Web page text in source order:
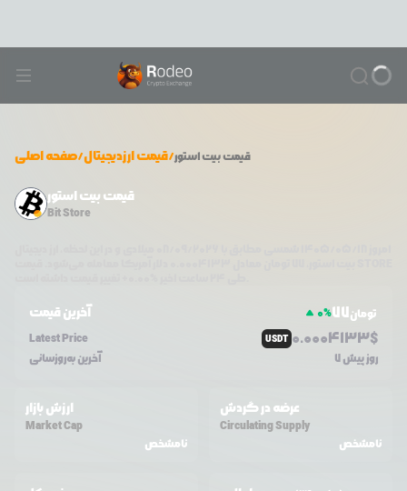
صفحه اصلی/قیمت ارزدیجیتال/ قیمتبیت استور
قیمت بیت استور
Bit Store
آخرین قیمت 0%77تومان
Latest Price
USDT 0.0004133$
آخرین به‌روزسانی 7 روز پیش
ارزش بازار
Market Cap
نامشخص
عرضه در گردش
Circulating Supply
نامشخص